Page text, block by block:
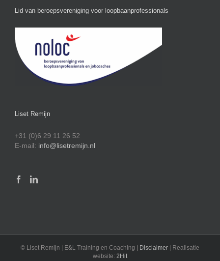
Lid van beroepsvereniging voor loopbaanprofessionals
Liset Remijn
+31 (0)6 29 11 26 52
E-mail: info@lisetremijn.nl
© Liset Remijn | E&L Training en Coaching | Disclaimer | Realisatie
website: 2Hit